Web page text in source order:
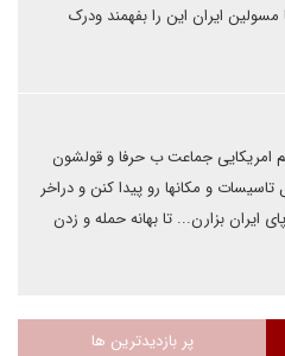
ایران این را بفهمند ودرک
امریکایی جماعت ب حرفا و قولشون
تاسیسات و مکانها رو پیدا کنن و دراخر
بزارن... تا بهانه حمله و زدن
پر بازدیدترین ها